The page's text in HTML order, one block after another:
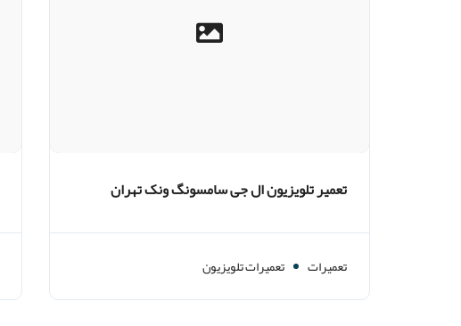
تعمیر تلویزیون ال جی سامسونگ ونک تهران
تعمیرات تعمیرات تلویزیون